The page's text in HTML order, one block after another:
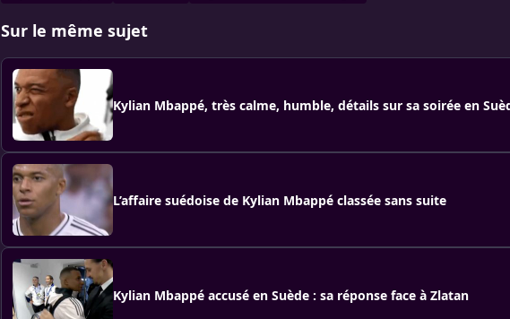
Sur le même sujet
Kylian Mbappé, très calme, humble, détails sur sa soirée en
L’affaire suédoise de Kylian Mbappé classée sans suite
Kylian Mbappé accusé en Suède : sa réponse face à Zlatan